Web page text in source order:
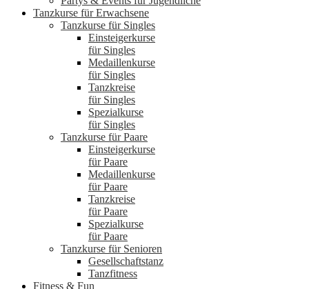
Tanzkurse für Erwachsene
Tanzkurse für Singles
Einsteigerkurse
für Singles
Medaillenkurse
für Singles
Tanzkreise
für Singles
Spezialkurse
für Singles
Tanzkurse für Paare
Einsteigerkurse
für Paare
Medaillenkurse
für Paare
Tanzkreise
für Paare
Spezialkurse
für Paare
Tanzkurse für Senioren
Gesellschaftstanz
Tanzfitness
Fitness & Fun